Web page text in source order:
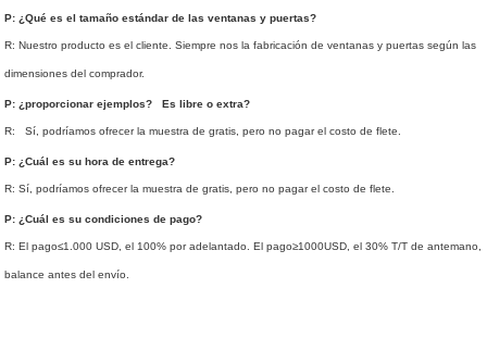
P: ¿Qué es el tamaño estándar de las ventanas y puertas?
R: Nuestro producto es el cliente. Siempre nos la fabricación de ventanas y puertas según las
dimensiones del comprador.
P: ¿proporcionar ejemplos? Es libre o extra?
R: Sí, podríamos ofrecer la muestra de gratis, pero no pagar el costo de flete.
P: ¿Cuál es su hora de entrega?
R: Sí, podríamos ofrecer la muestra de gratis, pero no pagar el costo de flete.
P: ¿Cuál es su condiciones de pago?
R: El pago≤1.000 USD, el 100% por adelantado. El pago≥1000USD, el 30% T/T de antemano,
balance antes del envío.